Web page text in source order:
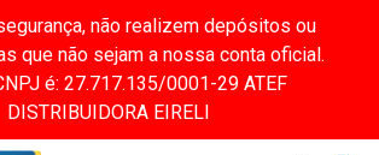
não realizem depósitos ou
que não sejam a nossa conta oficial.
é: 27.717.135/0001-29 ATEF
DISTRIBUIDORA EIRELI